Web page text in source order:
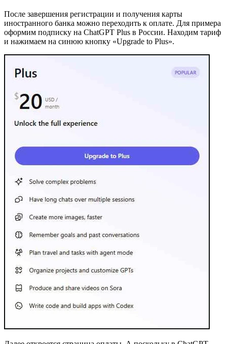
После завершения регистрации и получения карты
иностранного банка можно переходить к оплате. Для примера
оформим подписку на ChatGPT Plus в России. Находим тариф
и нажимаем на синюю кнопку «Upgrade to Plus».